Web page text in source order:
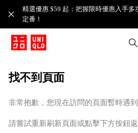
精選優惠 $59 起：把握限時優惠入手多
定番！​
找不到頁面
非常抱歉，您現在訪問的頁面暫時遇
請嘗試重新刷新頁面或點擊下方按鈕